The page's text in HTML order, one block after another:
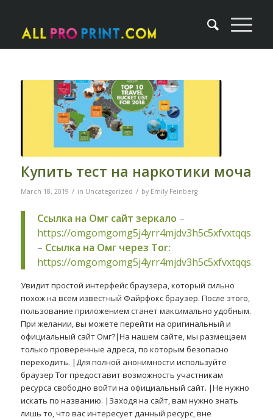
Купить тест на наркотики моча
March 18, 2019 / in Uncategorized / by Emily Feinberg
Ссылка на Омг сайт зеркало –
https://
– Ссылка на Омг через Tor:
https://
Увидит простой интерфейс браузера, который сильно
похож на всем известный Файрфокс браузер. После этого,
пользование приложением станет максимально удобным.
При желании, вы можете перейти на оригинальный и
официальный сайт Омг?|На нашем сайте, мы размещаем
только проверенные адреса, по которым безопасно
переходить. |Для полной анонимности используйте
браузер Tor предоставит возможность участникам
ресурса свободно войти на официальный сайт. |Не нужно
искать по названию. |Заходя на сайт, вам нужно знать
лишь то, что вас интересует данный ресурс, вне